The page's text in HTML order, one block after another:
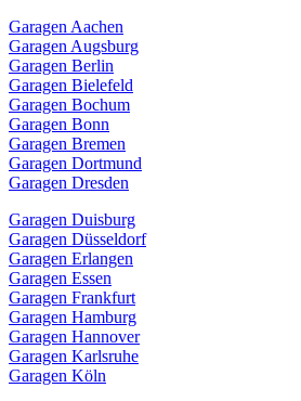
Garagen Aachen
Garagen Augsburg
Garagen Berlin
Garagen Bielefeld
Garagen Bochum
Garagen Bonn
Garagen Bremen
Garagen Dortmund
Garagen Dresden
Garagen Duisburg
Garagen Düsseldorf
Garagen Erlangen
Garagen Essen
Garagen Frankfurt
Garagen Hamburg
Garagen Hannover
Garagen Karlsruhe
Garagen Köln